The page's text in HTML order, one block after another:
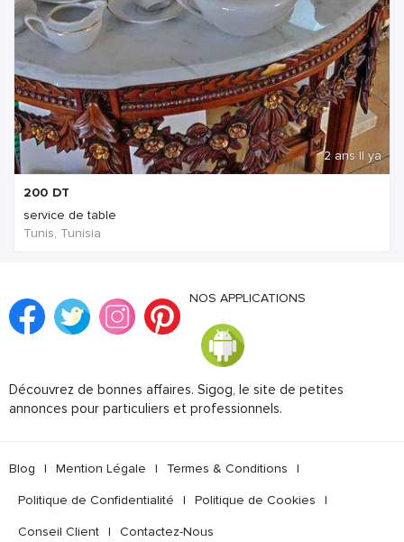
2 ans Il ya
200 DT
service de table
Tunis, Tunisia
NOS APPLICATIONS
Découvrez de bonnes affaires. Sigog, le site de petites
annonces pour particuliers et professionnels.
Blog | Mention Légale | Termes & Conditions |
Politique de Confidentialité | Politique de Cookies |
Conseil Client | Contactez-Nous